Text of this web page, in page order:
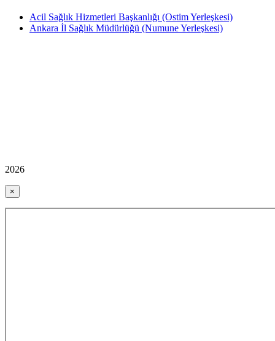
Acil Sağlık Hizmetleri Başkanlığı (Ostim Yerleşkesi)
Ankara İl Sağlık Müdürlüğü (Numune Yerleşkesi)
2026
×